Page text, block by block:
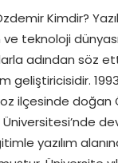
Kimdir?
ve teknoloji
adından söz
geliştiricisidir. 1993
ilçesinde
Üniversitesi’nde
yazılım